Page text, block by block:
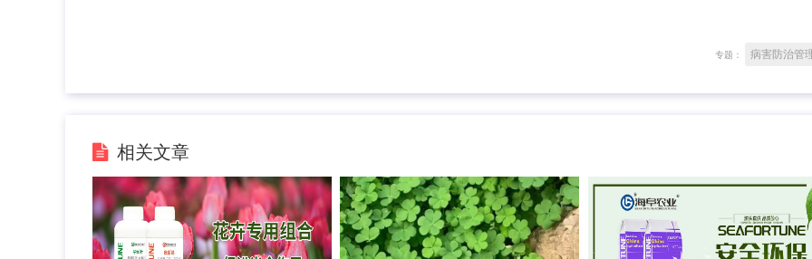
专题： 病害防治管
相关文章